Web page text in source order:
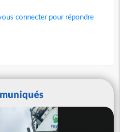
connecter pour répondre